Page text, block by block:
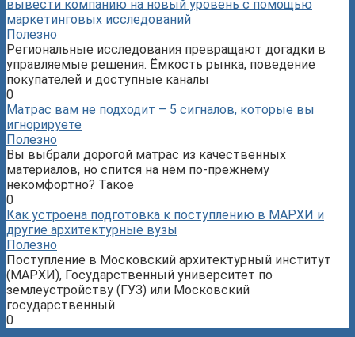
вывести компанию на новый уровень с помощью
маркетинговых исследований
Полезно
Региональные исследования превращают догадки в
управляемые решения. Ёмкость рынка, поведение
покупателей и доступные каналы
0
Матрас вам не подходит – 5 сигналов, которые вы
игнорируете
Полезно
Вы выбрали дорогой матрас из качественных
материалов, но спится на нём по-прежнему
некомфортно? Такое
0
Как устроена подготовка к поступлению в МАРХИ и
другие архитектурные вузы
Полезно
Поступление в Московский архитектурный институт
(МАРХИ), Государственный университет по
землеустройству (ГУЗ) или Московский
государственный
0